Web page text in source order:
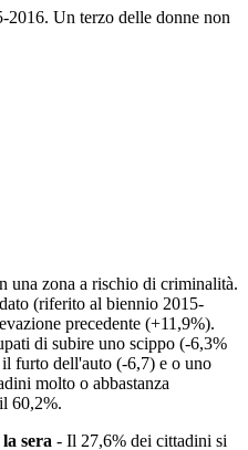
Un terzo delle donne non
una zona a rischio di criminalità.
(riferito al biennio 2015-
precedente (+11,9%).
di subire uno scippo (-6,3%
furto dell'auto (-6,7) e o uno
molto o abbastanza
60,2%.
sera - Il 27,6% dei cittadini si